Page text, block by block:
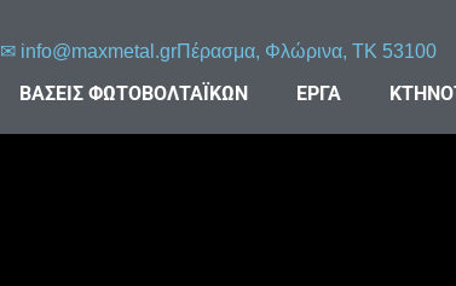
✉︎ info@maxmetal.grΠέρασμα, Φλώρινα, ΤΚ 53100
ΒΑΣΕΙΣ ΦΩΤΟΒΟΛΤΑΪΚΩΝ ΕΡΓΑ